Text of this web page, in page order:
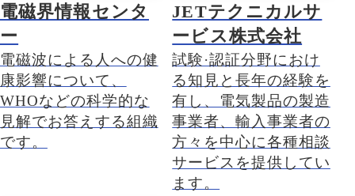
電磁界情報センタ
ー
電磁波による人への健
康影響について、
WHOなどの科学的な
見解でお答えする組織
です。
JETテクニカルサ
ービス株式会社
試験·認証分野におけ
る知見と長年の経験を
有し、電気製品の製造
事業者、輸入事業者の
方々を中心に各種相談
サービスを提供してい
ます。